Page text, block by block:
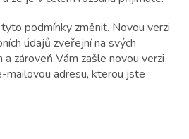
podmínky změnit. Novou verzi
údajů zveřejní na svých
zároveň Vám zašle novou verzi
mailovou adresu, kterou jste